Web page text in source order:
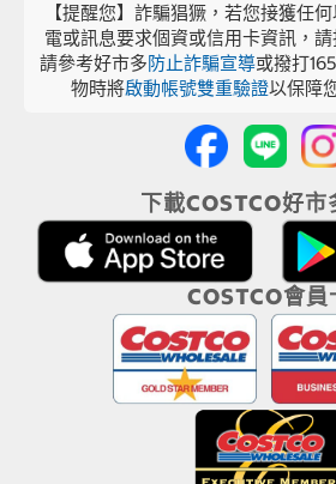
【提醒您】詐騙猖獗，若您接獲任
電或訊息要求個資或信用卡資訊，
請參考好市多防止詐騙宣導或撥打
物時將啟動帳號雙重驗證以保障
下載COSTCO好市
COSTCO會員